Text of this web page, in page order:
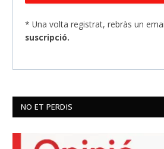
* Una volta registrat, rebràs un
suscripció.
NO ET PERDIS